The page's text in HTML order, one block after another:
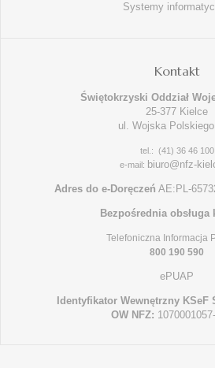
Systemy
Kontakt
Świętokrzyski Oddział
25-377 Kielce
ul. Wojska
tel.: (41) 36 46 100
e-mail: biuro@nfz-
Adres do e-Doręczeń AE:PL-
Bezpośrednia obsługa
Telefoniczna Informacja
800 190 590
ePUAP
Identyfikator Wewnętrzny KSeF
OW NFZ: